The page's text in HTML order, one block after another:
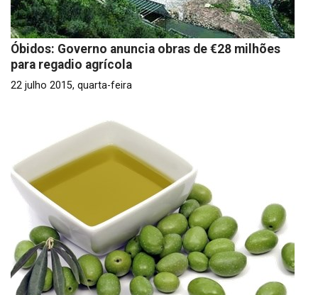
Óbidos: Governo anuncia obras de €28 milhões
para regadio agrícola
22 julho 2015, quarta-feira